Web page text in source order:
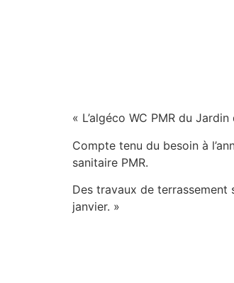
« L’algéco WC PMR du
Compte tenu du besoin à
sanitaire PMR.
Des travaux de
janvier. »